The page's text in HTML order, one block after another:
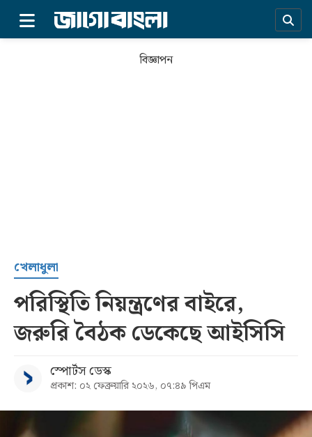
সর্বশেষ
বিভাগ
আর্কাইভ
বিজ্ঞাপন
খেলাধুলা
পরিস্থিতি নিয়ন্ত্রণের বাইরে,
জরুরি বৈঠক ডেকেছে আইসিসি
স্পোর্টস ডেস্ক
প্রকাশ: ০২ ফেব্রুয়ারি ২০২৬, ০৭:৪৯ পিএম